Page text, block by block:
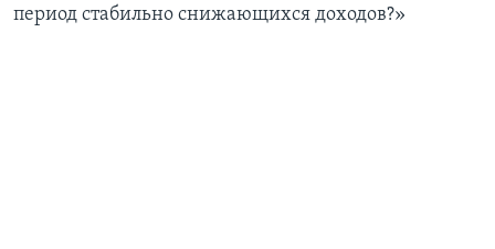
период стабильно снижающихся доходов?»